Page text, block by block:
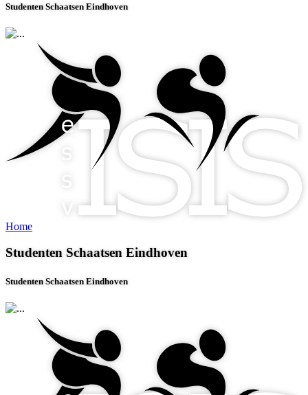
Studenten Schaatsen Eindhoven
Home
Studenten Schaatsen Eindhoven
Studenten Schaatsen Eindhoven